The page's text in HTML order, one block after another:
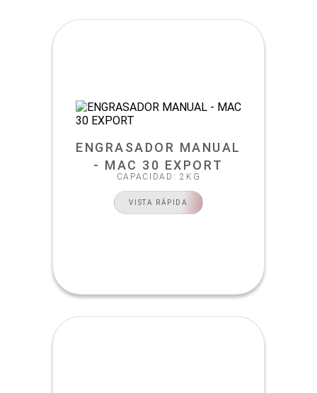
ENGRASADOR MANUAL
- MAC 30 EXPORT
CAPACIDAD: 2KG
VISTA RÁPIDA